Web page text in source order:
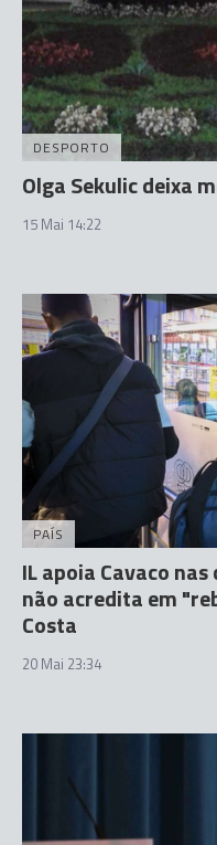
DESPORTO
Olga Sekulic deixa
15 Mai 14:22
PAÍS
IL apoia Cavaco
não acredita em
Costa
20 Mai 23:34